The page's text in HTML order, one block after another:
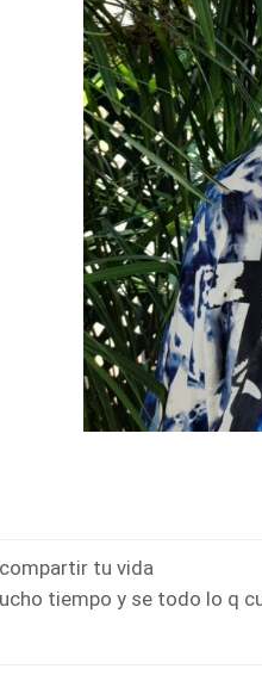
tu vida
tiempo y se todo lo q